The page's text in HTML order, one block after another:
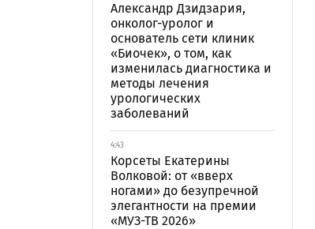
Александр Дзидзария,
онколог-уролог и
основатель сети клиник
«Биочек», о том, как
изменилась диагностика и
методы лечения
урологических
заболеваний
4:43
Корсеты Екатерины
Волковой: от «вверх
ногами» до безупречной
элегантности на премии
«МУЗ-ТВ 2026»